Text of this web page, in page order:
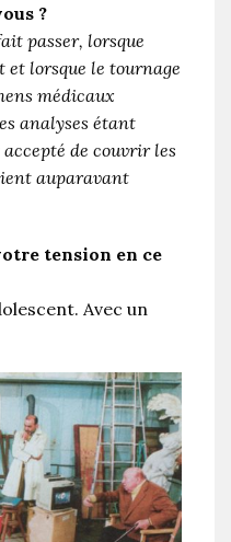
?
passer, lorsque
et lorsque le tournage
médicaux
analyses étant
de couvrir les
auparavant
tension en ce
Avec un